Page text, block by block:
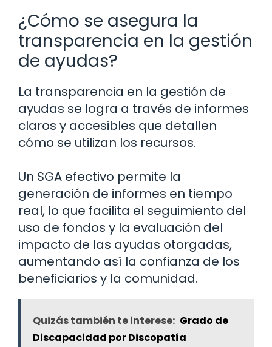
¿Cómo se asegura la
transparencia en la gestión
de ayudas?
La transparencia en la gestión de
ayudas se logra a través de informes
claros y accesibles que detallen
cómo se utilizan los recursos.
Un SGA efectivo permite la
generación de informes en tiempo
real, lo que facilita el seguimiento del
uso de fondos y la evaluación del
impacto de las ayudas otorgadas,
aumentando así la confianza de los
beneficiarios y la comunidad.
Quizás también te interese: Grado de
Discapacidad por Discopatía